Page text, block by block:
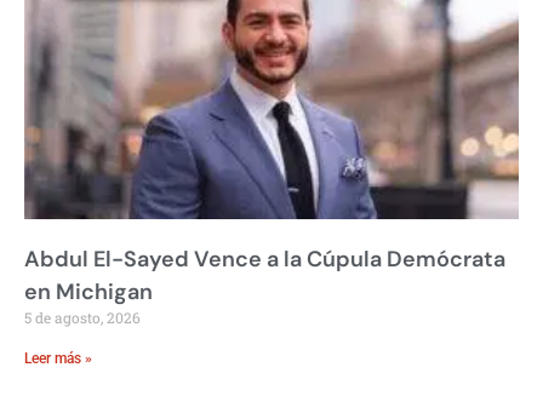
Abdul El-Sayed Vence a la Cúpula Demócrata
en Michigan
5 de agosto, 2026
Leer más »